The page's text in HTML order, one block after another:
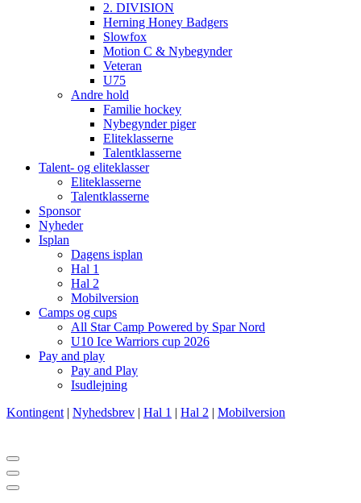
2. DIVISION
Herning Honey Badgers
Slowfox
Motion C & Nybegynder
Veteran
U75
Andre hold
Familie hockey
Nybegynder piger
Eliteklasserne
Talentklasserne
Talent- og eliteklasser
Eliteklasserne
Talentklasserne
Sponsor
Nyheder
Isplan
Dagens isplan
Hal 1
Hal 2
Mobilversion
Camps og cups
All Star Camp Powered by Spar Nord
U10 Ice Warriors cup 2026
Pay and play
Pay and Play
Isudlejning
Kontingent | Nyhedsbrev | Hal 1 | Hal 2 | Mobilversion
Navigation
menu
Navigation
menu